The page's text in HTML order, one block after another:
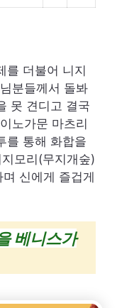
를 더불어 니지
분들께서 돌봐
못 견디고 결국
노가문 마츠리
를 통해 화합을
모리(무지개숲)
신에게 즐겁게
베니스가